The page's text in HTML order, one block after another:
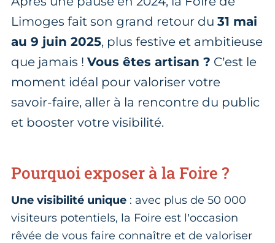
Limoges fait son grand retour du 31 mai
au 9 juin 2025, plus festive et ambitieuse
que jamais ! Vous êtes artisan ? C’est le
moment idéal pour valoriser votre
savoir-faire, aller à la rencontre du public
et booster votre visibilité.
Pourquoi exposer à la Foire ?
Une visibilité unique : avec plus de 50 000
visiteurs potentiels, la Foire est l’occasion
rêvée de vous faire connaître et de valoriser